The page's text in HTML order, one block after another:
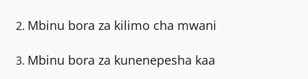
Mbinu bora za kilimo cha mwani
Mbinu bora za kunenepesha kaa